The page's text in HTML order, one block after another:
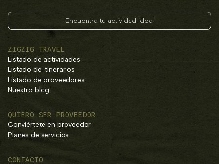
Encuentra tu actividad ideal
ZIGZIG TRAVEL
Listado de actividades
Listado de itinerarios
Listado de proveedores
Nuestro blog
QUIERO SER PROVEEDOR
Conviértete en proveedor
Planes de servicios
CONTACTO